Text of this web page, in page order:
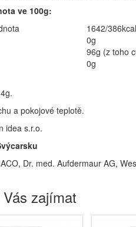
ve 100g:
1642/386kcal
0g
96g (z toho
0g
a pokojové teplotě.
idea s.r.o.
Dr. med. Aufdermaur AG,
zajímat